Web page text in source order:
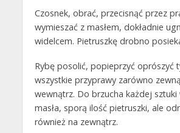
Czosnek, obrać, przecisnąć przez
wymieszać z masłem, dokładnie
widelcem. Pietruszkę drobno
Rybę posolić, popieprzyć oprószyć
wszystkie przyprawy zarówno
wewnątrz. Do brzucha każdej sztuki
masła, sporą ilość pietruszki, ale
również na zewnątrz.